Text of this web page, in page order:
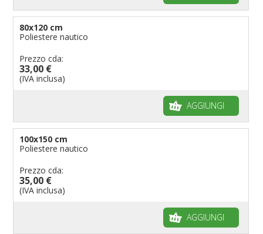
80x120 cm
Poliestere nautico
Prezzo cda:
33,00 €
(IVA inclusa)
AGGIUNGI
100x150 cm
Poliestere nautico
Prezzo cda:
35,00 €
(IVA inclusa)
AGGIUNGI